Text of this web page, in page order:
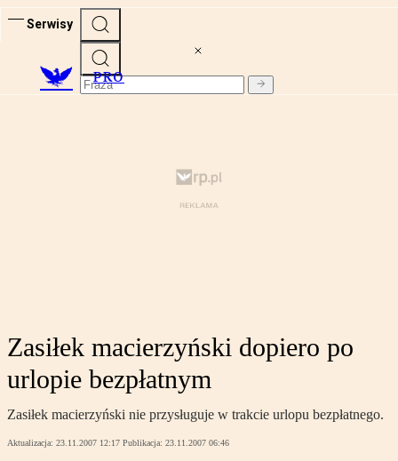
Serwisy
PRO
Zasiłek macierzyński dopiero po
urlopie bezpłatnym
Zasiłek macierzyński nie przysługuje w trakcie urlopu bezpłatnego.
Aktualizacja: 23.11.2007 12:17 Publikacja: 23.11.2007 06:46